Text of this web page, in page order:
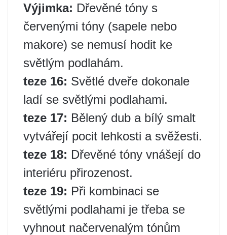
Výjimka: Dřevěné tóny s
červenými tóny (sapele nebo
makore) se nemusí hodit ke
světlým podlahám.
teze 16: Světlé dveře dokonale
ladí se světlými podlahami.
teze 17: Bělený dub a bílý smalt
vytvářejí pocit lehkosti a svěžesti.
teze 18: Dřevěné tóny vnášejí do
interiéru přirozenost.
teze 19: Při kombinaci se
světlými podlahami je třeba se
vyhnout načervenalým tónům